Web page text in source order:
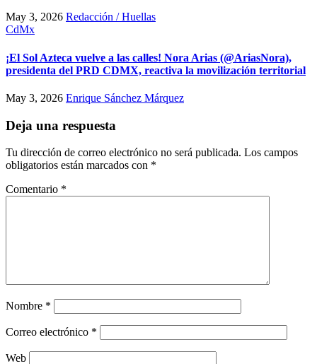
May 3, 2026 Redacción / Huellas
CdMx
¡El Sol Azteca vuelve a las calles! Nora Arias (@AriasNora),
presidenta del PRD CDMX, reactiva la movilización territorial
May 3, 2026 Enrique Sánchez Márquez
Deja una respuesta
Tu dirección de correo electrónico no será publicada. Los campos
obligatorios están marcados con *
Comentario *
Nombre *
Correo electrónico *
Web